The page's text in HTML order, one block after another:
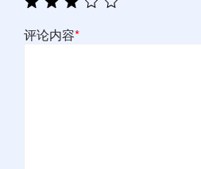
评论内容*